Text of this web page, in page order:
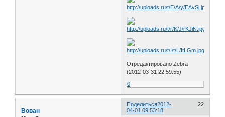
Отредактировано Zebra
(2012-03-31 22:59:55)
0
Поделиться 22
2012-
04-01 09:53:18
Вован